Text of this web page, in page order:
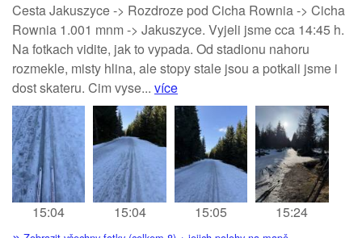
Cesta Jakuszyce -> Rozdroze pod Cicha Rownia -> Cicha
Rownia 1.001 mnm -> Jakuszyce. Vyjeli jsme cca 14:45 h.
Na fotkach vidite, jak to vypada. Od stadionu nahoru
rozmekle, misty hlina, ale stopy stale jsou a potkali jsme i
dost skateru. Cim vyse... více
15:04 15:04 15:05 15:24